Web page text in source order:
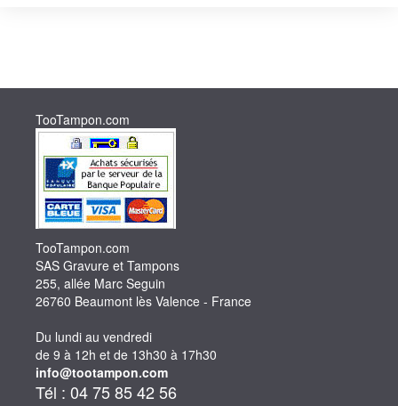
TooTampon.com
TooTampon.com
SAS Gravure et Tampons
255, allée Marc Seguin
26760 Beaumont lès Valence - France
Du lundi au vendredi
de 9 à 12h et de 13h30 à 17h30
info@tootampon.com
Tél : 04 75 85 42 56